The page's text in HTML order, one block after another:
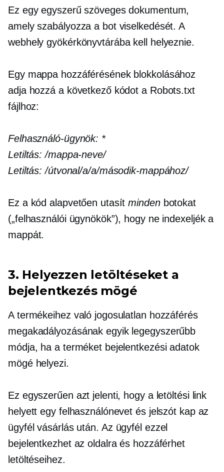
Ez egy egyszerű szöveges dokumentum,
amely szabályozza a bot viselkedését. A
webhely gyökérkönyvtárába kell helyeznie.
Egy mappa hozzáférésének blokkolásához
adja hozzá a következő kódot a Robots.txt
fájlhoz:
Felhasználó-ügynök: *
Letiltás:/mappa-neve/
Letiltás:/útvonal/a/a/második-mappához/
Ez a kód alapvetően utasítminden botokat
(„felhasználói ügynökök”), hogy ne indexeljék a
mappát.
3. Helyezzen letöltéseket a
bejelentkezés mögé
A termékeihez való jogosulatlan hozzáférés
megakadályozásának egyik legegyszerűbb
módja, ha a terméket bejelentkezési adatok
mögé helyezi.
Ez egyszerűen azt jelenti, hogy a letöltési link
helyett egy felhasználónevet és jelszót kap az
ügyfélvásárlás után. Az ügyfél ezzel
bejelentkezhet az oldalra és hozzáférhet
letöltéseihez.